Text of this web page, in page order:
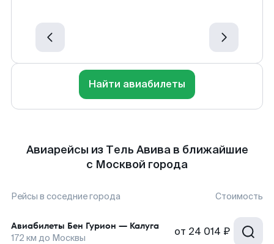
Найти авиабилеты
Авиарейсы из Тель Авива в ближайшие
с Москвой города
Рейсы в соседние города Стоимость
Авиабилеты Бен Гурион — Калуга
172 км до Москвы от 24 014 ₽